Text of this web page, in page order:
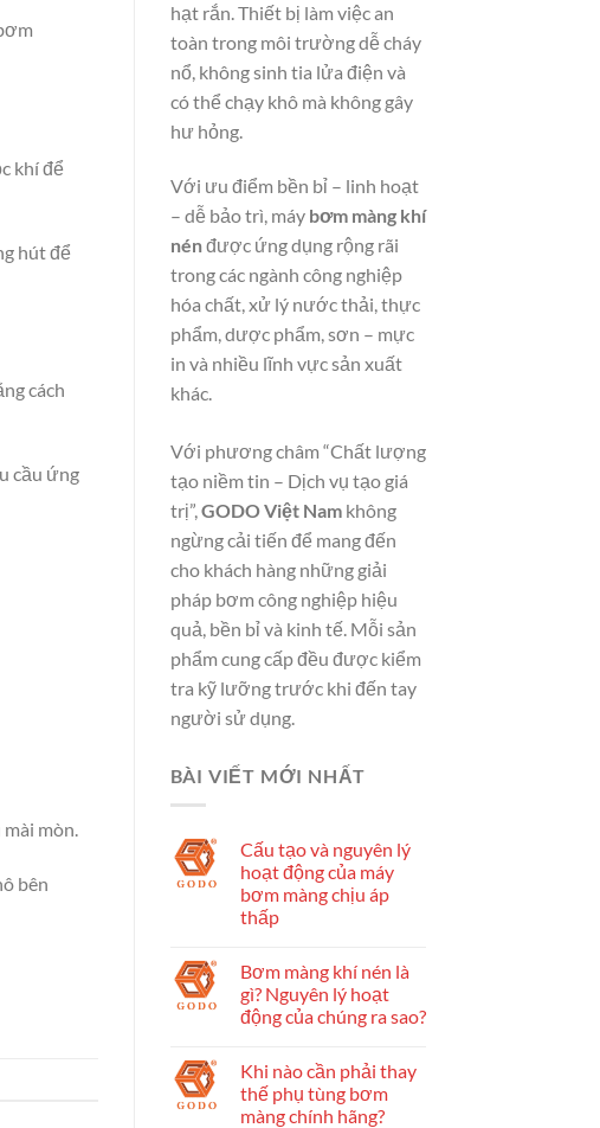
khí để
hút để
cách
cầu ứng
mòn.
bên
hạt rắn. Thiết bị làm việc an
toàn trong môi trường dễ cháy
nổ, không sinh tia lửa điện và
có thể chạy khô mà không gây
hư hỏng.
Với ưu điểm bền bỉ – linh hoạt
– dễ bảo trì, máy bơm màng khí
nénđược ứng dụng rộng rãi
trong các ngành công nghiệp
hóa chất, xử lý nước thải, thực
phẩm, dược phẩm, sơn – mực
in và nhiều lĩnh vực sản xuất
khác.
Với phương châm “Chất lượng
tạo niềm tin – Dịch vụ tạo giá
trị”,GODO Việt Namkhông
ngừng cải tiến để mang đến
cho khách hàng những giải
pháp bơm công nghiệp hiệu
quả, bền bỉ và kinh tế. Mỗi sản
phẩm cung cấp đều được kiểm
tra kỹ lưỡng trước khi đến tay
người sử dụng.
BÀI VIẾT MỚI NHẤT
Cấu tạo và nguyên lý
hoạt động của máy
bơm màng chịu áp
thấp
Bơm màng khí nén là
gì? Nguyên lý hoạt
động của chúng ra sao?
Khi nào cần phải thay
thế phụ tùng bơm
màng chính hãng?